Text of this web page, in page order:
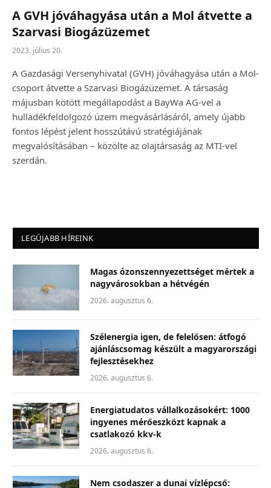
A GVH jóváhagyása után a Mol átvette a
Szarvasi Biogázüzemet
2023. július 20.
A Gazdasági Versenyhivatal (GVH) jóváhagyása után a Mol-
csoport átvette a Szarvasi Biogázüzemet. A társaság
májusban kötött megállapodást a BayWa AG-vel a
hulladékfeldolgozó üzem megvásárlásáról, amely újabb
fontos lépést jelent hosszútávú stratégiájának
megvalósításában – közölte az olajtársaság az MTI-vel
szerdán.
LEGÚJABB HÍREINK
Magas ózonszennyezettséget mértek a
nagyvárosokban a hétvégén
2026. augusztus 6.
Szélenergia igen, de felelősen: átfogó
ajánláscsomag készült a magyarországi
fejlesztésekhez
2026. augusztus 6.
Energiatudatos vállalkozásokért: 1000
ingyenes mérőeszközt kapnak a
csatlakozó kkv-k
2026. augusztus 6.
Nem csodaszer a dunai vízlépcső: